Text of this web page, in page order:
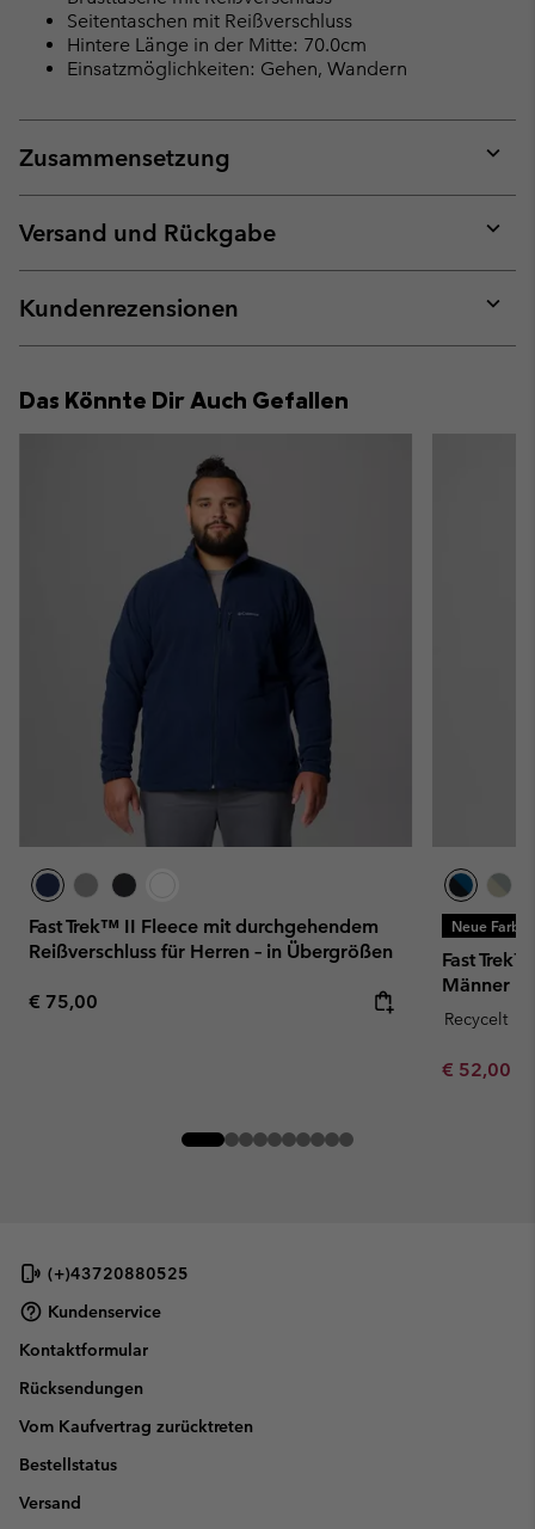
Seitentaschen mit Reißverschluss
Hintere Länge in der Mitte: 70.0cm
Einsatzmöglichkeiten: Gehen, Wandern
Zusammensetzung
or
Versand und Rückgabe
or
Kundenrezensionen
or
Das Könnte Dir Auch Gefallen
Fast Trek™ II Fleece mit durchgehendem
Reißverschluss für Herren – in Übergrößen
Regular price:
€ 75,00
Neue
Fast
Männer
Recycelt
Minimum
€ 52,00
(+)43720880525
Kundenservice
Kontaktformular
Rücksendungen
Vom Kaufvertrag zurücktreten
Bestellstatus
Versand